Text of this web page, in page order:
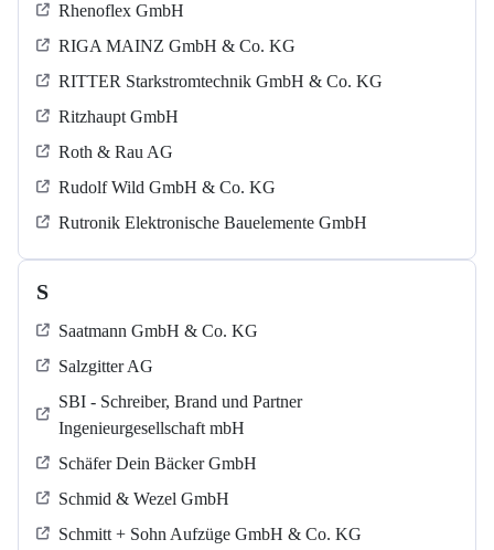
Rhenoflex GmbH
RIGA MAINZ GmbH & Co. KG
RITTER Starkstromtechnik GmbH & Co. KG
Ritzhaupt GmbH
Roth & Rau AG
Rudolf Wild GmbH & Co. KG
Rutronik Elektronische Bauelemente GmbH
S
Saatmann GmbH & Co. KG
Salzgitter AG
SBI - Schreiber, Brand und Partner
Ingenieurgesellschaft mbH
Schäfer Dein Bäcker GmbH
Schmid & Wezel GmbH
Schmitt + Sohn Aufzüge GmbH & Co. KG